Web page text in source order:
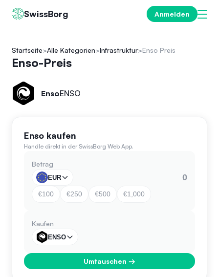
SwissBorg Anmelden
Startseite Alle Kategorien Infrastruktur Enso Preis
Enso-Preis
EnsoENSO
Enso kaufen
Handle direkt in der SwissBorg Web App.
Betrag
EUR
€100 €250 €500 €1,000
Kaufen
ENSO
Umtauschen →